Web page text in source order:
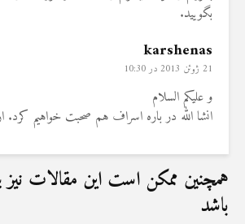
بگویید.
karshenas
21 ژوئن 2013 در 10:30
و علیکم السلام
انشا الله در باره اسراف هم صحبت خواهیم کرد.
همچنین ممکن است این مقالات نیز
باشد